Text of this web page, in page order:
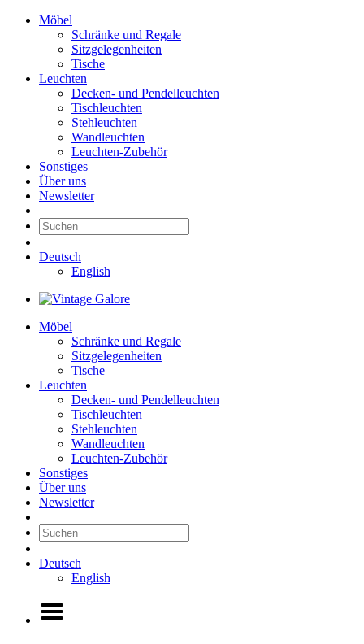
Möbel
Schränke und Regale
Sitzgelegenheiten
Tische
Leuchten
Decken- und Pendelleuchten
Tischleuchten
Stehleuchten
Wandleuchten
Leuchten-Zubehör
Sonstiges
Über uns
Newsletter
Deutsch
English
Möbel
Schränke und Regale
Sitzgelegenheiten
Tische
Leuchten
Decken- und Pendelleuchten
Tischleuchten
Stehleuchten
Wandleuchten
Leuchten-Zubehör
Sonstiges
Über uns
Newsletter
Deutsch
English